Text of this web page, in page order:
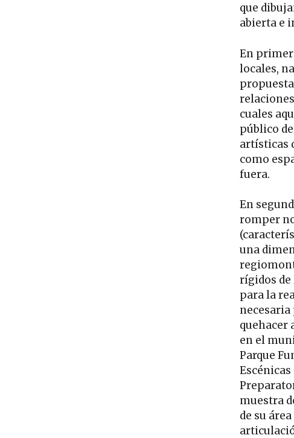
que
abierta e
En primer
locales,
cuales
público
artísticas
como
fuera.
En
romper
una
rígidos
para la
quehacer
en el
Parque
Escénicas
muestra
de su